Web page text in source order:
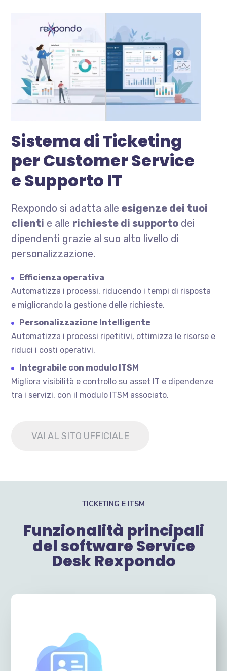
Sistema di Ticketing
per Customer Service
e Supporto IT
Rexpondo si adatta alle esigenze dei tuoi
clienti e alle richieste di supporto dei
dipendenti grazie al suo alto livello di
personalizzazione.
Efficienza operativa
Automatizza i processi, riducendo i tempi di risposta
e migliorando la gestione delle richieste.
Personalizzazione Intelligente
Automatizza i processi ripetitivi, ottimizza le risorse e
riduci i costi operativi.
Integrabile con modulo ITSM
Migliora visibilità e controllo su asset IT e dipendenze
tra i servizi, con il modulo ITSM associato.
VAI AL SITO UFFICIALE
TICKETING E ITSM
Funzionalità principali
del software Service
Desk Rexpondo